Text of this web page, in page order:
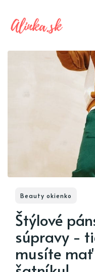
Beauty okienko
Štýlové
súpravy -
musíte